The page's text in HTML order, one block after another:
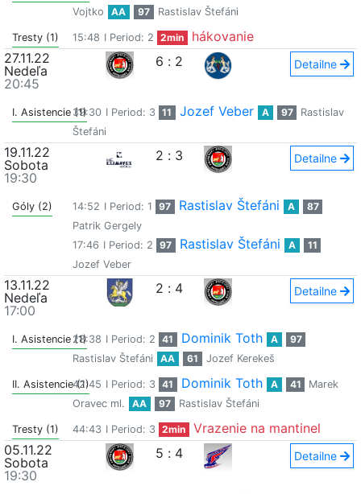
Vojtko AA 97 Rastislav Štefáni
Tresty (1) 15:48 I Period: 2 2min
hákovanie
27.11.22
Nedeľa
20:45
6 : 2 Detailne
I. Asistencie (1)39:30 I Period: 3 11 Jozef Veber A 97
Rastislav
Štefáni
19.11.22
Sobota
19:30
2 : 3 Detailne
Góly (2) 14:52 I Period: 1 97 Rastislav Štefáni A
87
Patrik Gergely
17:46 I Period: 2 97 Rastislav Štefáni A
11
Jozef Veber
13.11.22
Nedeľa
17:00
2 : 4 Detailne
I. Asistencie (1)28:38 I Period: 2 41 Dominik Toth A
97
Rastislav Štefáni
AA 61 Jozef Kerekeš
II. Asistencie (1)
42:45 I Period: 3 41 Dominik Toth A 41
Marek
Oravec ml.
AA 97 Rastislav Štefáni
Tresty (1) 44:43 I Period: 3 2min
Vrazenie na mantinel
05.11.22
Sobota
19:30
5 : 4 Detailne